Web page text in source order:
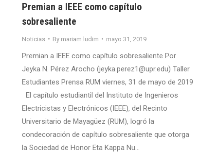
Premian a IEEE como capítulo
sobresaliente
Noticias By mariam.ludim mayo 31, 2019
Premian a IEEE como capítulo sobresaliente Por
Jeyka N. Pérez Arocho (jeyka.perez1@upr.edu) Taller
Estudiantes Prensa RUM viernes, 31 de mayo de 2019
El capítulo estudiantil del Instituto de Ingenieros
Electricistas y Electrónicos (IEEE), del Recinto
Universitario de Mayagüez (RUM), logró la
condecoración de capítulo sobresaliente que otorga
la Sociedad de Honor Eta Kappa Nu…